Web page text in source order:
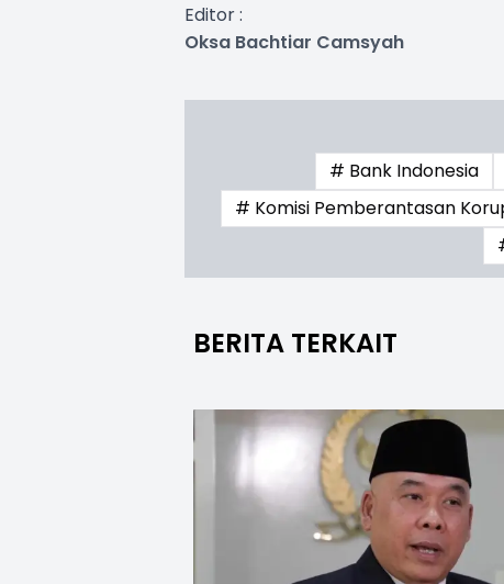
Editor :
Oksa Bachtiar Camsyah
# Bank Indonesia
# Komisi Pemberantasan
BERITA TERKAIT